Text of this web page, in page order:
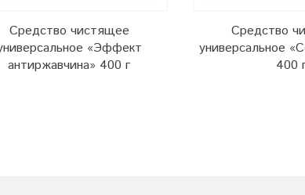
Средство чистящее
«Эффект
антиржавчина» 400 г
Средство
универсальное
400